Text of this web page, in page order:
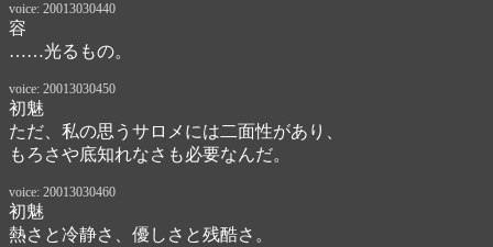
voice: 20013030440
容
……光るもの。
voice: 20013030450
初魅
ただ、私の思うサロメには二面性があり、
もろさや底知れなさも必要なんだ。
voice: 20013030460
初魅
熱さと冷静さ、優しさと残酷さ。